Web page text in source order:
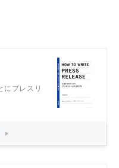
にプレスリ